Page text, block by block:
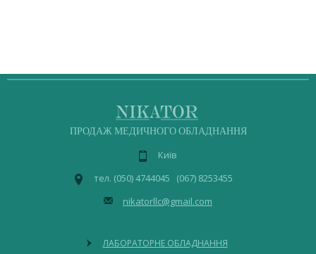
ПРОДАЖ МЕДИЧНОГО ОБЛАДНАННЯ
Київ
тел. (050) 4744045 (067) 8253455
nikatorllc@gmail.com
ЛАБОРАТОРНЕ ОБЛАДНАННЯ